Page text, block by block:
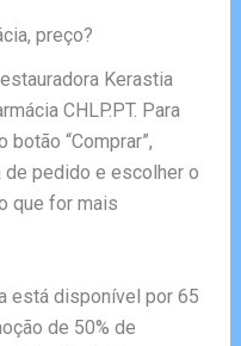
preço?
Kerastia
CHLP.PT. Para
“Comprar”,
pedido e escolher o
que for mais
está disponível por 65
de 50% de